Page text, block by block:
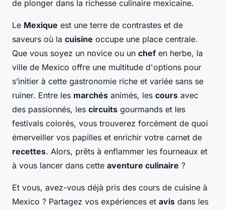
de plonger dans la richesse culinaire mexicaine.
Le Mexique est une terre de contrastes et de
saveurs où la cuisine occupe une place centrale.
Que vous soyez un novice ou un chef en herbe, la
ville de Mexico offre une multitude d'options pour
s’initier à cette gastronomie riche et variée sans se
ruiner. Entre les marchés animés, les cours avec
des passionnés, les circuits gourmands et les
festivals colorés, vous trouverez forcément de quoi
émerveiller vos papilles et enrichir votre carnet de
recettes. Alors, prêts à enflammer les fourneaux et
à vous lancer dans cette aventure culinaire ?
Et vous, avez-vous déjà pris des cours de cuisine à
Mexico ? Partagez vos expériences et avis dans les